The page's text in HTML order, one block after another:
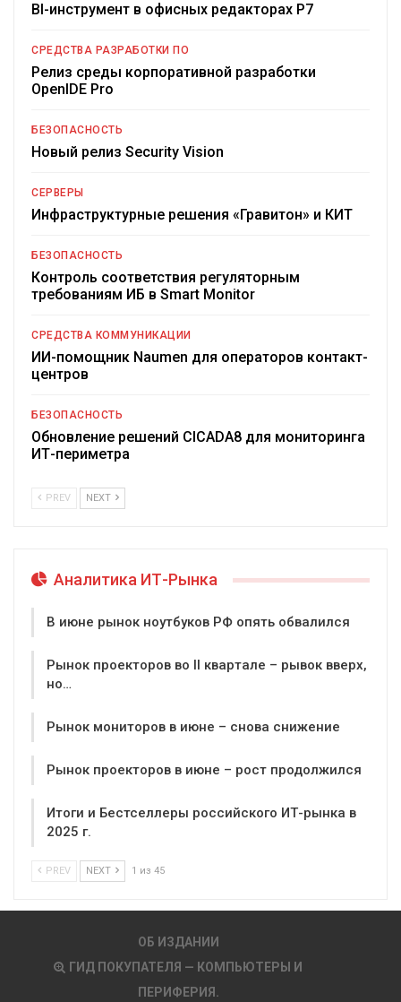
BI-инструмент в офисных редакторах Р7
СРЕДСТВА РАЗРАБОТКИ ПО
Релиз среды корпоративной разработки
OpenIDE Pro
БЕЗОПАСНОСТЬ
Новый релиз Security Vision
СЕРВЕРЫ
Инфраструктурные решения «Гравитон» и КИТ
БЕЗОПАСНОСТЬ
Контроль соответствия регуляторным
требованиям ИБ в Smart Monitor
СРЕДСТВА КОММУНИКАЦИИ
ИИ-помощник Naumen для операторов контакт-
центров
БЕЗОПАСНОСТЬ
Обновление решений CICADA8 для мониторинга
ИТ-периметра
PREV NEXT
Аналитика ИТ-Рынка
В июне рынок ноутбуков РФ опять обвалился
Рынок проекторов во II квартале – рывок вверх,
но…
Рынок мониторов в июне – снова снижение
Рынок проекторов в июне – рост продолжился
Итоги и Бестселлеры российского ИТ-рынка в
2025 г.
PREV NEXT 1 из 45
ОБ ИЗДАНИИ
ГИД ПОКУПАТЕЛЯ — КОМПЬЮТЕРЫ И
ПЕРИФЕРИЯ.